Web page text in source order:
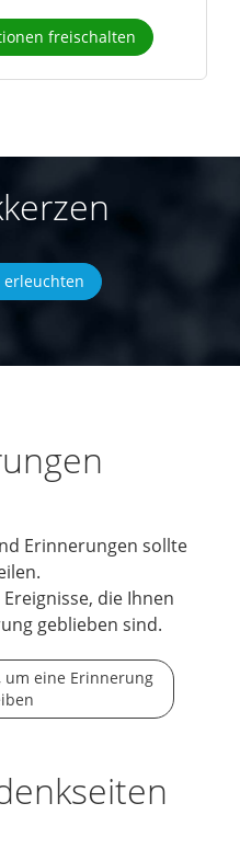
freischalten
Erinnerungen sollte
die Ihnen
geblieben sind.
um eine Erinnerung